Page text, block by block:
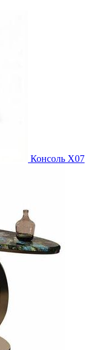
Консоль X07